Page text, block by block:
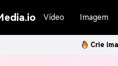
Vídeo Imagem
Crie